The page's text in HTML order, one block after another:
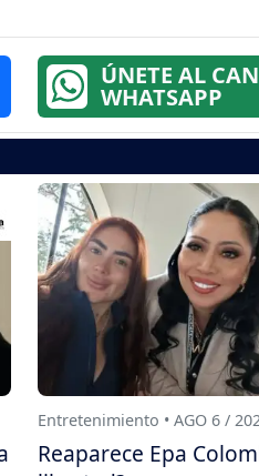
ÚNETE AL
WHATSAPP
Entretenimiento • AGO 6 /
Reaparece Epa